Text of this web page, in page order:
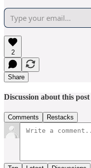
2
Share
Discussion about this post
Comments Restacks